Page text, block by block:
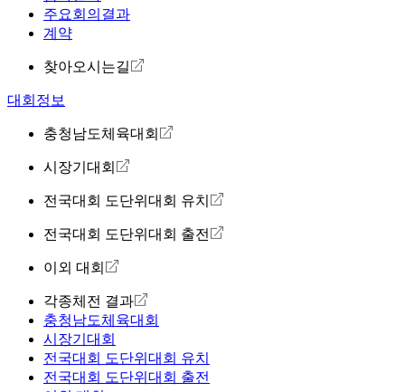
주요회의결과
계약
찾아오시는길
대회정보
충청남도체육대회
시장기대회
전국대회 도단위대회 유치
전국대회 도단위대회 출전
이외 대회
각종체전 결과
충청남도체육대회
시장기대회
전국대회 도단위대회 유치
전국대회 도단위대회 출전